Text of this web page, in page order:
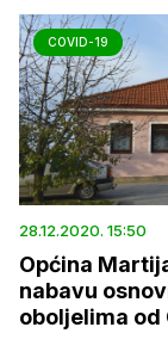
COVID-19
28.12.2020. 15:50
Općina
nabavu
oboljelima od